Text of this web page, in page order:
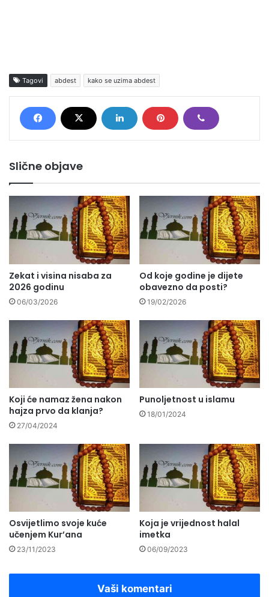
Tagovi abdest kako se uzima abdest
Slične objave
Zekat i visina nisaba za
2026 godinu
06/03/2026
Od koje godine je dijete
obavezno da posti?
19/02/2026
Koji će namaz žena nakon
hajza prvo da klanja?
27/04/2024
Punoljetnost u islamu
18/01/2024
Osvijetlimo svoje kuće
učenjem Kur’ana
23/11/2023
Koja je vrijednost halal
imetka
06/09/2023
Vaši komentari